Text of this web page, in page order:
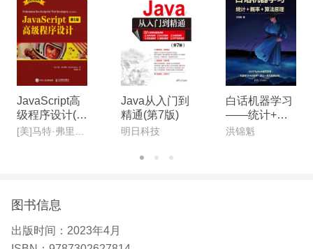
内外刊物发表学术论文40余篇，获取软件著作权3
项；主持、参与各类项目5项，获得奖项若干。
JavaScript高
级程序设计(第
5版)
Java从入门到
精通(第7版)
明日科技
白话机器学习
——统计+概
率+算法原理
洪锦魁
图书信息
出版时间： 2023年4月